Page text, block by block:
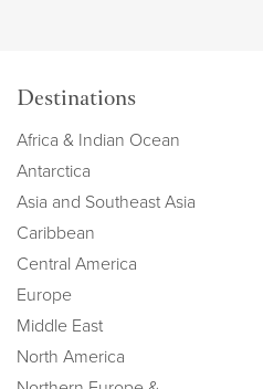
Destinations
Africa & Indian Ocean
Antarctica
Asia and Southeast Asia
Caribbean
Central America
Europe
Middle East
North America